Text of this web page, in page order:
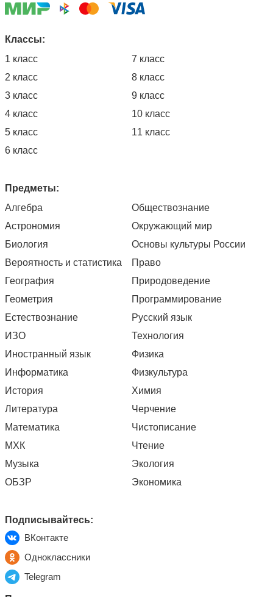
Классы:
1 класс
2 класс
3 класс
4 класс
5 класс
6 класс
7 класс
8 класс
9 класс
10 класс
11 класс
Предметы:
Алгебра
Астрономия
Биология
Вероятность и статистика
География
Геометрия
Естествознание
ИЗО
Иностранный язык
Информатика
История
Литература
Математика
МХК
Музыка
ОБЗР
Обществознание
Окружающий мир
Основы культуры России
Право
Природоведение
Программирование
Русский язык
Технология
Физика
Физкультура
Химия
Черчение
Чистописание
Чтение
Экология
Экономика
Подписывайтесь:
ВКонтакте
Одноклассники
Telegram